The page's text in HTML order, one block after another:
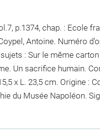
p.1374, chap. : Ecole
Antoine. Numéro
: Sur le même
Un sacrifice humain.
x L. 23,5 cm. Origine :
du Musée Napoléon.